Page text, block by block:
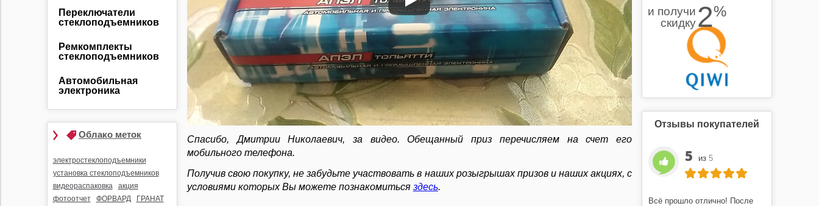
Переключатели
стеклоподъемников
Ремкомплекты
стеклоподъемников
Автомобильная
электроника
Противоугонные
устройства
Видеорегистраторы
Комбо-устройства
Парктроники
Облако меток
электростеклоподъемники
установка стеклоподъемников
видеораспаковка
акция
фотоотчет
ФОРВАРД
ГРАНАТ
Спасибо, Дмитрии Николаевич, за видео. Обещанный приз перечисляем на счет его
мобильного телефона.
Получив свою покупку, не забудьте участвовать в наших розыгрышах призов и наших акциях, с
условиями которых Вы можете познакомиться здесь.
и получи
скидку2%
Отзывы покупателей
5 из5
Всё прошло отлично! После